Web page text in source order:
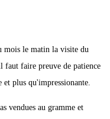
mois le matin la visite du
faut faire preuve de patience
plus qu'impressionante.
vendues au gramme et